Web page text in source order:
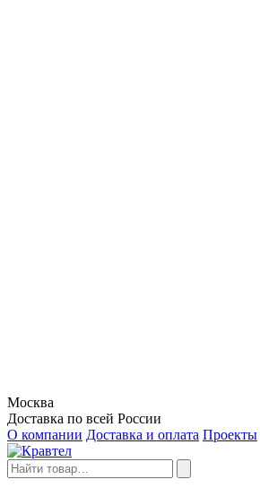
Москва
Доставка по всей России
О компании Доставка и оплата Проекты